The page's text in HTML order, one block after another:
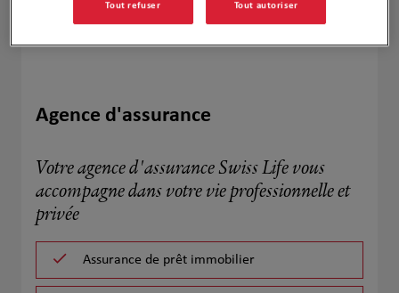
Agence d'assurance
Votre agence d'assurance Swiss Life vous
accompagne dans votre vie professionnelle et
privée
Assurance de prêt immobilier
Tout refuser Tout autoriser